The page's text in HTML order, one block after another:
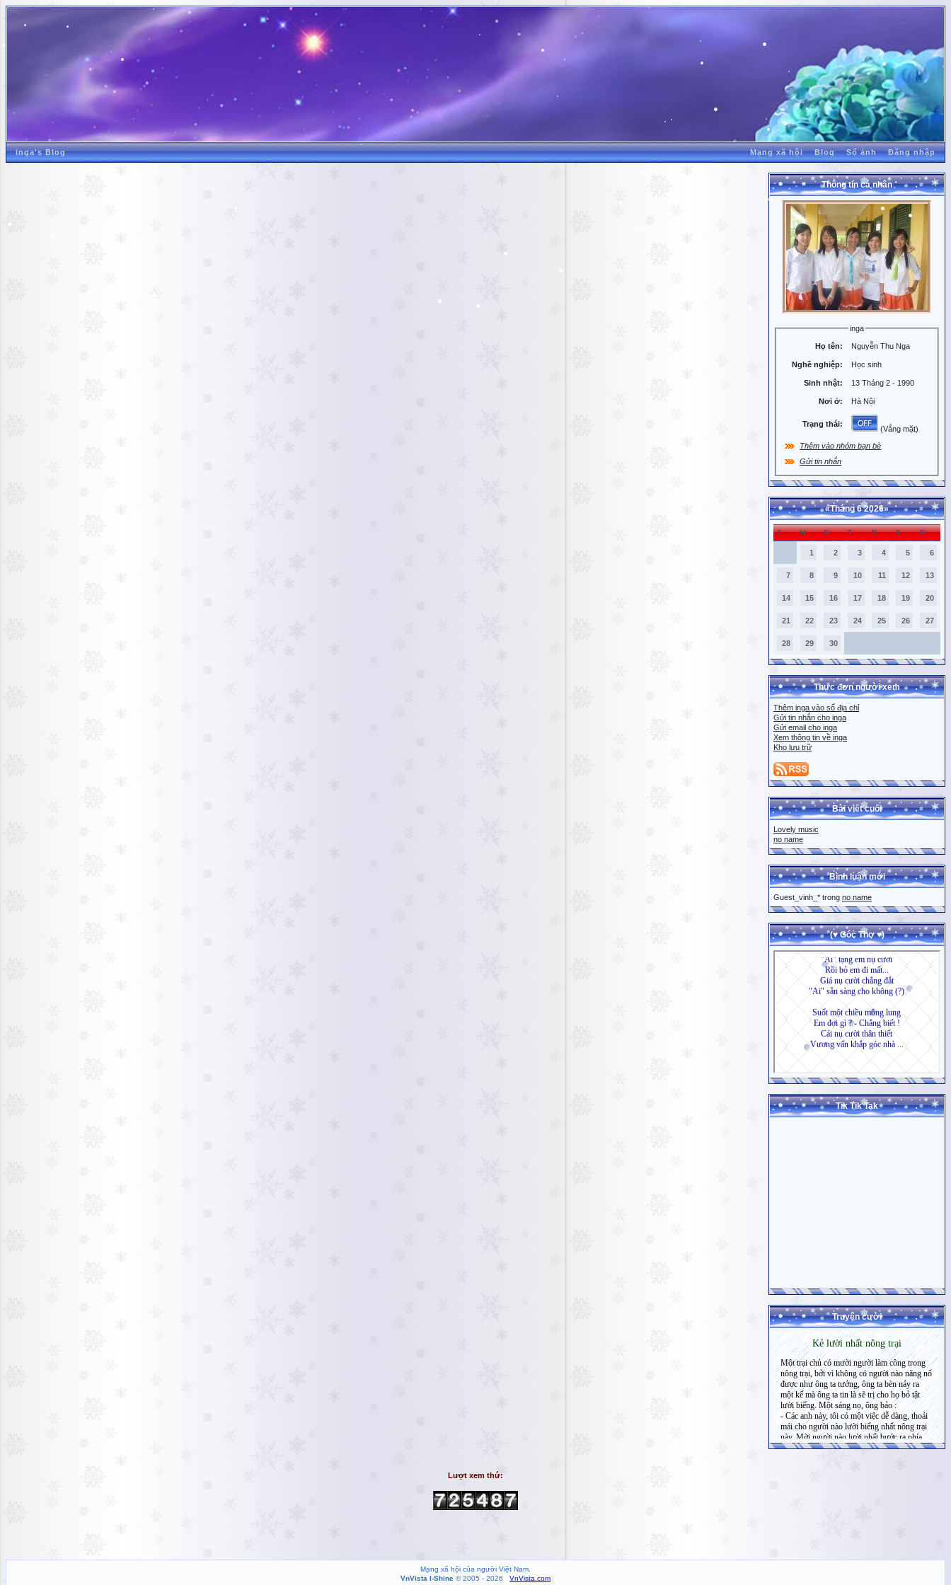
inga's Blog Mạng xã hội Blog Sổ ảnh Đăng nhập
Thông tin cá nhân
inga
Họ tên: Nguyễn Thu Nga
Nghề nghiệp: Học sinh
Sinh nhật: 13 Tháng 2 - 1990
Nơi ở: Hà Nội
Trạng thái:
(Vắng mặt)
Thêm vào nhóm bạn bè
Gửi tin nhắn
«Tháng 6 2026»
C H B T N S B
1 2 3 4 5 6
7 8 9 10 11 12 13
14 15 16 17 18 19 20
21 22 23 24 25 26 27
28 29 30
Thực đơn người xem
Thêm inga vào sổ địa chỉ
Gửi tin nhắn cho inga
Gửi email cho inga
Xem thông tin về inga
Kho lưu trữ
Bài viết cuối
Lovely music
no name
Bình luận mới
Guest_vinh_* trong no name
(♥ Góc Thơ ♥)
Tik Tik Tak
Truyện cười
Lượt xem thứ:
Mạng xã hội của người Việt Nam.
VnVista I-Shine © 2005 - 2026 VnVista.com